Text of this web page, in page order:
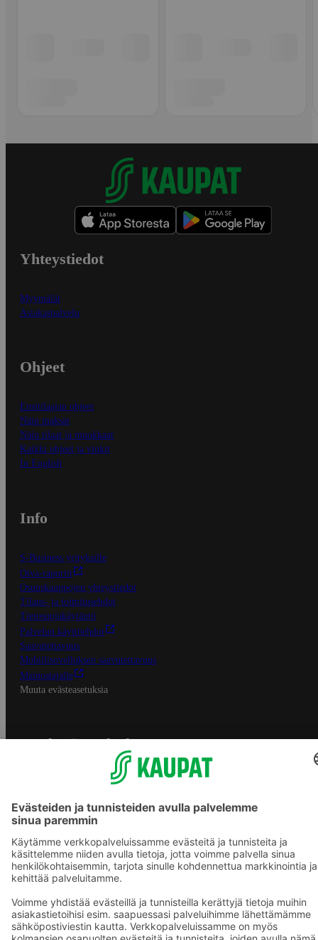
Yhteystiedot
Myymälät
Asiakaspalvelu
Ohjeet
Ensitilaajan ohjeet
Näin maksat
Näin tilaat ja muokkaat
Kaikki ohjeet ja vinkit
In English
Info
S-Business yrityksille
Oiva-raportit
Osuuskauppojen yhteystiedot
Tilaus- ja toimitusehdot
Tietosuojakäytäntö
Palvelun käyttöehdot
Saavutettavuus
Mobiilisovelluksen saavutettavuus
Mainostajalle
Muuta evästeasetuksia
S-ryhmän palvelut
Asiakasomistajuus
Yhteishyvä Ruoka -sovellus
Prisma.fi
Sokos.fi
S-Pankki
Sokos Hotels
Raflaamo